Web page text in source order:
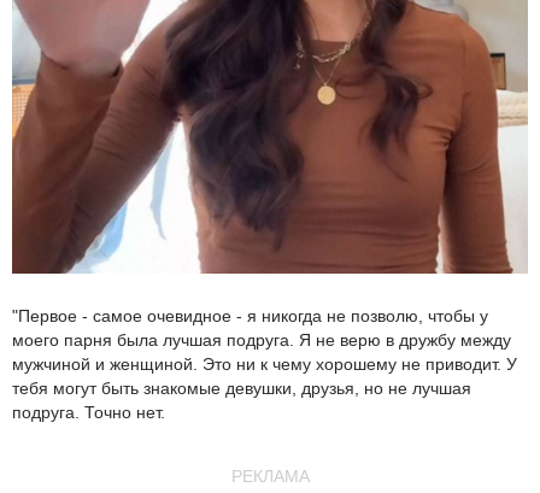
"Первое - самое очевидное - я никогда не позволю, чтобы у
моего парня была лучшая подруга. Я не верю в дружбу между
мужчиной и женщиной. Это ни к чему хорошему не приводит. У
тебя могут быть знакомые девушки, друзья, но не лучшая
подруга. Точно нет.
РЕКЛАМА